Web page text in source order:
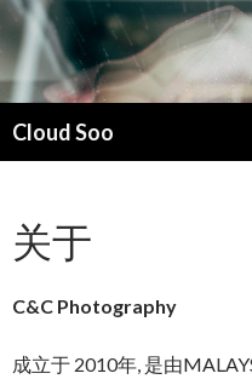
Cloud Soo
索
文
关于
C&C Photography
成立于 2010年, 是由